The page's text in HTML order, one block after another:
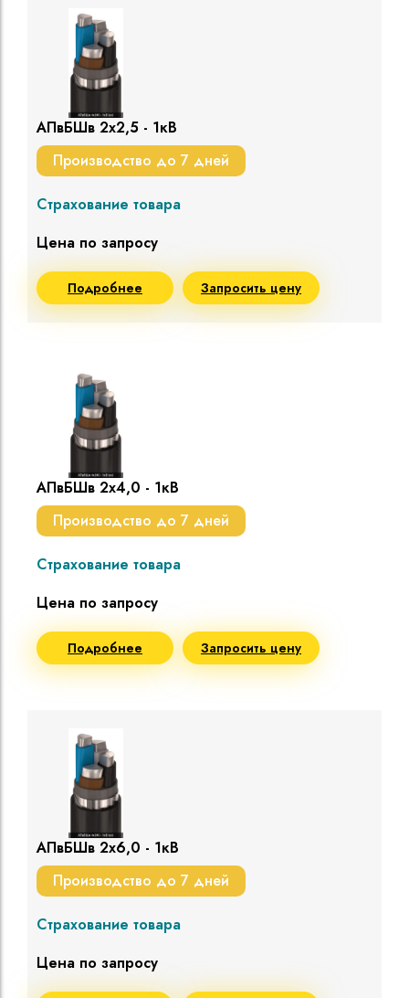
АПвБШв 2х2,5 - 1кВ
Производство до 7 дней
Страхование товара
Цена по запросу
Подробнее Запросить цену
АПвБШв 2х4,0 - 1кВ
Производство до 7 дней
Страхование товара
Цена по запросу
Подробнее Запросить цену
АПвБШв 2х6,0 - 1кВ
Производство до 7 дней
Страхование товара
Цена по запросу